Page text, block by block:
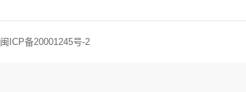
闽ICP备20001245号-2